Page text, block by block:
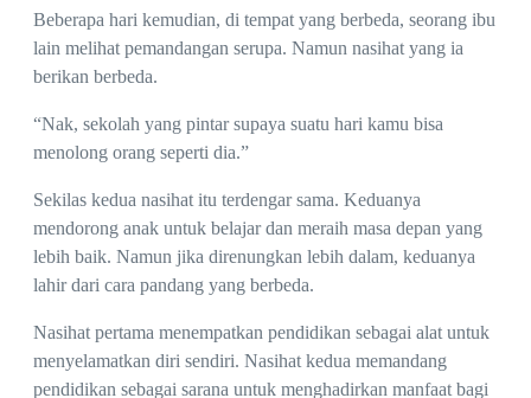
Beberapa hari kemudian, di tempat yang berbeda, seorang ibu
lain melihat pemandangan serupa. Namun nasihat yang ia
berikan berbeda.
“Nak, sekolah yang pintar supaya suatu hari kamu bisa
menolong orang seperti dia.”
Sekilas kedua nasihat itu terdengar sama. Keduanya
mendorong anak untuk belajar dan meraih masa depan yang
lebih baik. Namun jika direnungkan lebih dalam, keduanya
lahir dari cara pandang yang berbeda.
Nasihat pertama menempatkan pendidikan sebagai alat untuk
menyelamatkan diri sendiri. Nasihat kedua memandang
pendidikan sebagai sarana untuk menghadirkan manfaat bagi